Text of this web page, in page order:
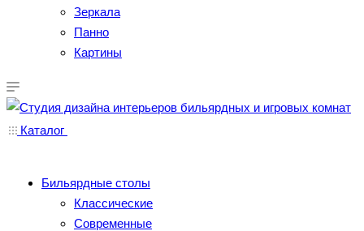
Зеркала
Панно
Картины
Каталог
Бильярдные столы
Классические
Современные